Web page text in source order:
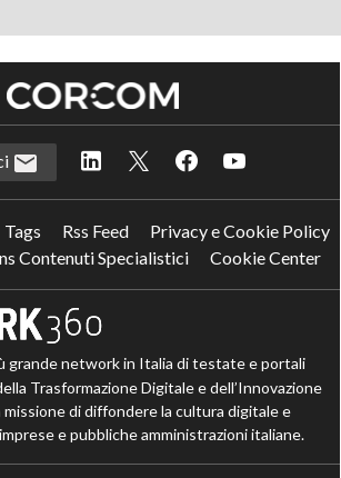
Tags Rss Feed
Privacy e Cookie Policy
Contenuti Specialistici
Cookie Center
grande network in Italia di testate e portali
Trasformazione Digitale e dell’Innovazione
missione di diffondere la cultura digitale e
e pubbliche amministrazioni italiane.